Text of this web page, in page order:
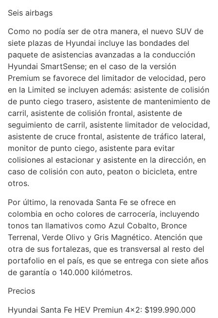
Seis airbags
Como no podía ser de otra manera, el nuevo SUV de
siete plazas de Hyundai incluye las bondades del
paquete de asistencias avanzadas a la conducción
Hyundai SmartSense; en el caso de la versión
Premium se favorece del limitador de velocidad, pero
en la Limited se incluyen además: asistente de colisión
de punto ciego trasero, asistente de mantenimiento de
carril, asistente de colisión frontal, asistente de
seguimiento de carril, asistente limitador de velocidad,
asistente de cruce frontal, asistente de tráfico lateral,
monitor de punto ciego, asistente para evitar
colisiones al estacionar y asistente en la dirección, en
caso de colisión con auto, peaton o bicicleta, entre
otros.
Por último, la renovada Santa Fe se ofrece en
colombia en ocho colores de carrocería, incluyendo
tonos tan llamativos como Azul Cobalto, Bronce
Terrenal, Verde Olivo y Gris Magnético. Atención que
otra de sus fortalezas, que es transversal al resto del
portafolio en el país, es que se entrega con siete años
de garantía o 140.000 kilómetros.
Precios
Hyundai Santa Fe HEV Premiun 4×2: $199.990.000